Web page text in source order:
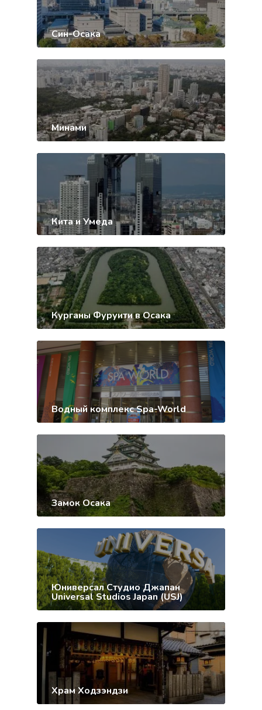
Син-Осака
Минами
Кита и Умеда
Курганы Фуруити в Осака
Водный комплекс Spa-World
Замок Осака
Юниверсал Студио Джапан
Universal Studios Japan (USJ)
Храм Ходзэндзи